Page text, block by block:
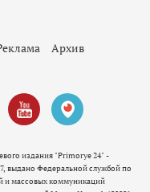
Архив
издания "Primorye 24" -
выдано Федеральной службой по
и массовых коммуникаций